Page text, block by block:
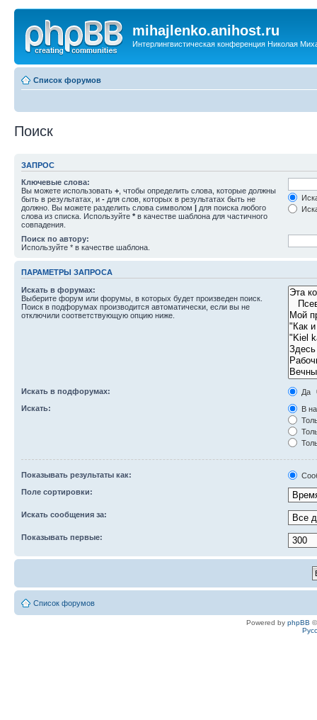
mihajlenko.anihost.ru
Интерлингвистическая конференция Николая
Список форумов
Поиск
ЗАПРОС
Ключевые слова:
Вы можете использовать + , чтобы определить слова, которые должны
быть в результатах, и - для слов, которых в результатах быть не
должно. Вы можете разделить слова символом | для поиска любого
слова из списка. Используйте * в качестве шаблона для частичного
совпадения.
Поиск по автору:
Используйте * в качестве шаблона.
ПАРАМЕТРЫ ЗАПРОСА
Искать в форумах:
Выберите форум или форумы, в которых будет произведен поиск.
Поиск в подфорумах производится автоматически, если вы не
отключили соответствующую опцию ниже.
Искать в подфорумах:
Да
Искать:
В
Показывать результаты как:
Поле сортировки:
Искать сообщения за:
Показывать первые:
Список форумов
Powered by phpBB